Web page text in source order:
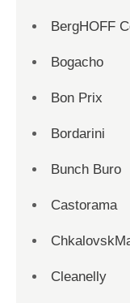
BergHOFF
Bogacho
Bon Prix
Bordarini
Bunch Buro
Castorama
Cleanelly